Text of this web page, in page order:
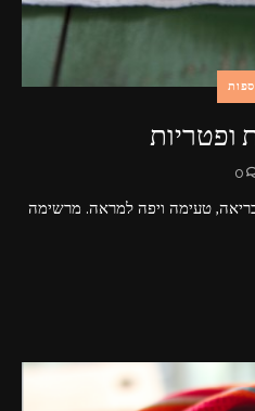
ופטריות
0
טעימה ויפה למראה. מרשימה